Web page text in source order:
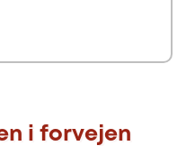
i forvejen